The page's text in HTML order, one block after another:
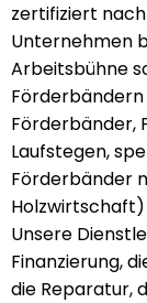
zertifiziert nach
Unternehmen
Arbeitsbühne
Förderbändern
Förderbänder,
Laufstegen,
Förderbänder
Holzwirtschaft)
Unsere
Finanzierung,
die Reparatur,